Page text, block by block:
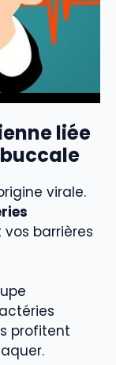
liée
virale.
vos barrières
profitent